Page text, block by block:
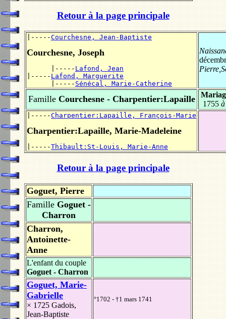
Retour à la page principale
|-----Courchesne, Jean-Baptiste
Courchesne, Joseph
      |-----
Lafond, Jean
|----- Lafond, Marguerite
      |-----
Sénécal, Marie-Catherine
FamilleCourchesne - Charpentier:Lapaille
1755à
|-----Charpentier:Lapaille, François-Marie
Charpentier:Lapaille, Marie-Madeleine
|-----Thibault:St-Louis, Marie-Anne
Retour à la page principale
Goguet, Pierre
Famille Goguet -
Charron
Charron,
Antoinette-
Anne
L'enfant du couple
Goguet - Charron
Goguet, Marie-
Gabrielle
× 1725 Gadois,
Jean-Baptiste
°1702 - †1 mars 1741